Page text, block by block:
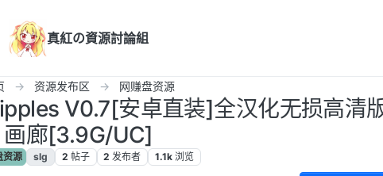
真紅の資源討論組
资源发布区 网赚盘资源
V0.7[安卓直装]全汉化无损高清
画廊[3.9G/UC]
资源 slg 2 帖子 2 发布者 1.1k 浏览